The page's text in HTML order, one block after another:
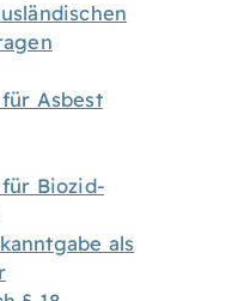
Asbest
Biozid-
als